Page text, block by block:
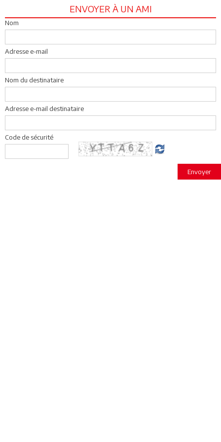
ENVOYER À UN AMI
Nom
Adresse e-mail
Nom du destinataire
Adresse e-mail destinataire
Code de sécurité
Envoyer